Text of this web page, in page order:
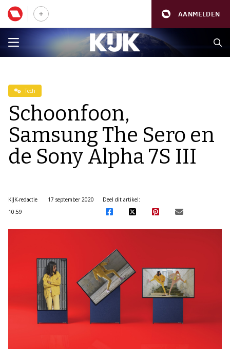
AANMELDEN
Tech
Schoonfoon,
Samsung The Sero en
de Sony Alpha 7S III
KIJK-redactie
17 september 2020
10:59
Deel dit artikel: